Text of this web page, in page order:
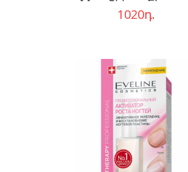
1020դ.